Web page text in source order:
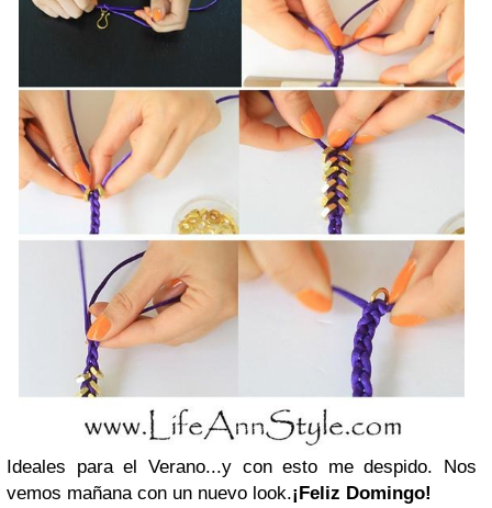
Ideales para el Verano...y con esto me despido. Nos
vemos mañana con un nuevo look.¡Feliz Domingo!